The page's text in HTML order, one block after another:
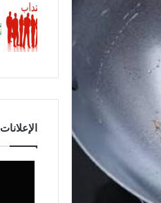
الإعلانات